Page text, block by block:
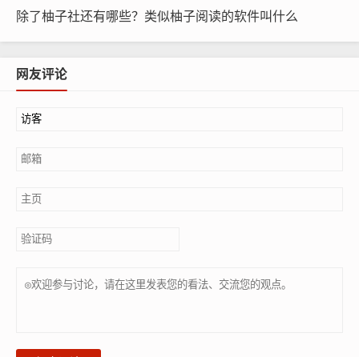
除了柚子社还有哪些？类似柚子阅读的软件叫什么
网友评论